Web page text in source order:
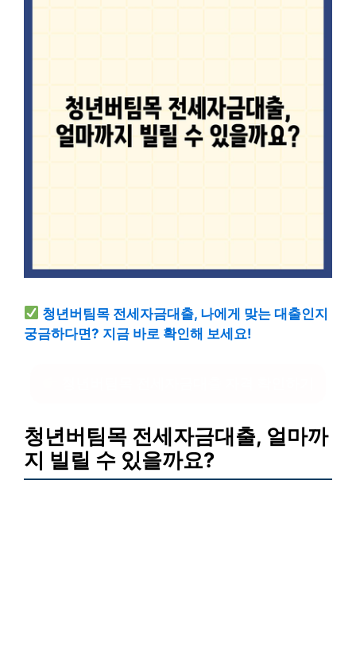
청년버팀목 전세자금대출, 나에게 맞는 대출인지
궁금하다면? 지금 바로 확인해 보세요!
청년버팀목 전세자금대출, 얼마까
지 빌릴 수 있을까요?